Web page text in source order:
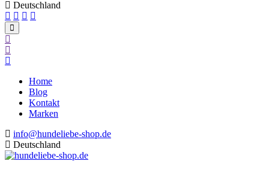
Deutschland
Home
Blog
Kontakt
Marken
info@hundeliebe-shop.de
Deutschland